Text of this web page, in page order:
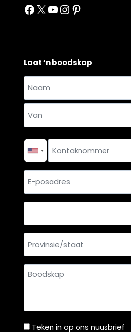
Facebook
X YouTube
Instagram
Pinterest
Laat ‘n boodskap
Naam
Kontaknommer
posadres
Provinsie/staat
Boodskap
Teken
Teken in op ons nuusbrief